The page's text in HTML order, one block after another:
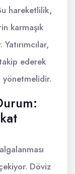
hareketlilik,
karmaşık
ederek
Döviz